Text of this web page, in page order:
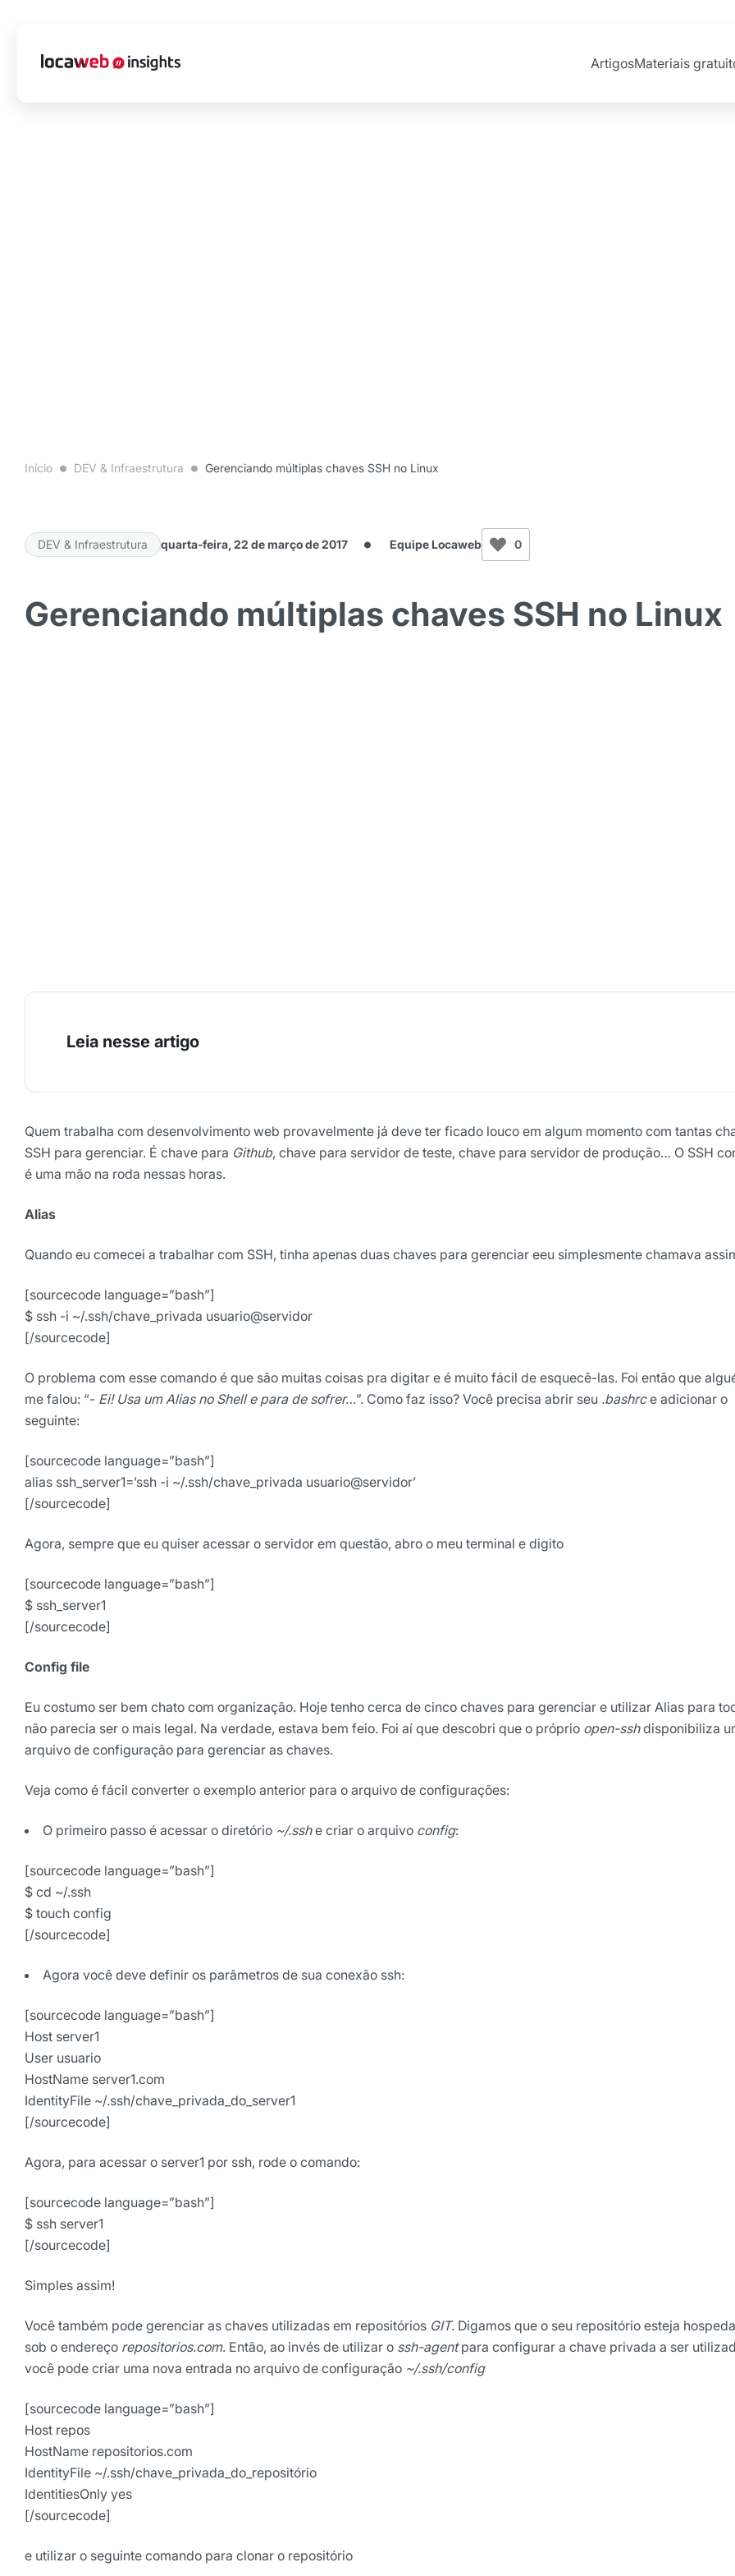
ArtigosMateriais
Início DEV & Infraestrutura Gerenciando múltiplas chaves SSH no Linux
DEV & Infraestrutura quarta-feira, 22 de março de 2017 Equipe Locaweb 0
Gerenciando múltiplas chaves SSH no Linux
Quem trabalha com desenvolvimento web provavelmente já deve ter ficado louco em algum momento com tantas
SSH para gerenciar. É chave para Github, chave para servidor de teste, chave para servidor de produção… O SSH
é uma mão na roda nessas horas.
Alias
Quando eu comecei a trabalhar com SSH, tinha apenas duas chaves para gerenciar eeu simplesmente chamava
[sourcecode language=”bash”]
$ ssh -i ~/.ssh/chave_privada usuario@servidor
[/sourcecode]
O problema com esse comando é que são muitas coisas pra digitar e é muito fácil de esquecê-las. Foi então que
me falou: “- Ei! Usa um Alias no Shell e para de sofrer…”. Como faz isso? Você precisa abrir seu .bashrce adicionar o
seguinte:
[sourcecode language=”bash”]
alias ssh_server1=’ssh -i ~/.ssh/chave_privada usuario@servidor’
[/sourcecode]
Agora, sempre que eu quiser acessar o servidor em questão, abro o meu terminal e digito
[sourcecode language=”bash”]
$ ssh_server1
[/sourcecode]
Config file
Eu costumo ser bem chato com organização. Hoje tenho cerca de cinco chaves para gerenciar e utilizar Alias para
não parecia ser o mais legal. Na verdade, estava bem feio. Foi aí que descobri que o próprio open-sshdisponibiliza
arquivo de configuração para gerenciar as chaves.
Veja como é fácil converter o exemplo anterior para o arquivo de configurações:
O primeiro passo é acessar o diretório ~/.sshe criar o arquivo config:
[sourcecode language=”bash”]
$ cd ~/.ssh
$ touch config
[/sourcecode]
Agora você deve definir os parâmetros de sua conexão ssh:
[sourcecode language=”bash”]
Host server1
User usuario
HostName server1.com
IdentityFile ~/.ssh/chave_privada_do_server1
[/sourcecode]
Agora, para acessar o server1 por ssh, rode o comando:
[sourcecode language=”bash”]
$ ssh server1
[/sourcecode]
Simples assim!
Você também pode gerenciar as chaves utilizadas em repositórios GIT. Digamos que o seu repositório esteja
sob o endereço repositorios.com. Então, ao invés de utilizar o ssh-agentpara configurar a chave privada a ser
você pode criar uma nova entrada no arquivo de configuração ~/.ssh/config
[sourcecode language=”bash”]
Host repos
HostName repositorios.com
IdentityFile ~/.ssh/chave_privada_do_repositório
IdentitiesOnly yes
[/sourcecode]
e utilizar o seguinte comando para clonar o repositório
digital que valem a leitura.
Nome
E-mail
Selecione sua área de atuação